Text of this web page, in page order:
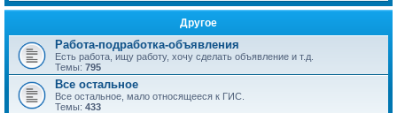
Другое
Работа-подработка-объявления
Есть работа, ищу работу, хочу сделать объявление и т.д.
Темы: 795
Все остальное
Все остальное, мало относящееся к ГИС.
Темы: 433